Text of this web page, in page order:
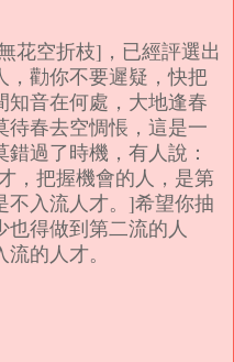
花空折枝]，已經評選出
，勸你不要遲疑，快把
知音在何處，大地逢春
待春去空惆悵，這是一
過了時機，有人說：
，把握機會的人，是第
不入流人才。]希望你抽
得做到第二流的人
的人才。